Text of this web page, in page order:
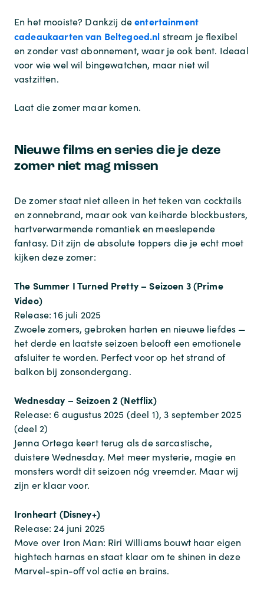
En het mooiste? Dankzij deentertainment
cadeaukaarten van Beltegoed.nl stream je flexibel
en zonder vast abonnement, waar je ook bent. Ideaal
voor wie wel wil bingewatchen, maar niet wil
vastzitten.
Laat die zomer maar komen.
Nieuwe films en series die je deze
zomer niet mag missen
De zomer staat niet alleen in het teken van cocktails
en zonnebrand, maar ook van keiharde blockbusters,
hartverwarmende romantiek en meeslepende
fantasy. Dit zijn de absolute toppers die je echt moet
kijken deze zomer:
The Summer I Turned Pretty – Seizoen 3 (Prime
Video)
Release: 16 juli 2025
Zwoele zomers, gebroken harten en nieuwe liefdes —
het derde en laatste seizoen belooft een emotionele
afsluiter te worden. Perfect voor op het strand of
balkon bij zonsondergang.
Wednesday – Seizoen 2 (Netflix)
Release: 6 augustus 2025 (deel 1), 3 september 2025
(deel 2)
Jenna Ortega keert terug als de sarcastische,
duistere Wednesday. Met meer mysterie, magie en
monsters wordt dit seizoen nóg vreemder. Maar wij
zijn er klaar voor.
Ironheart (Disney+)
Release: 24 juni 2025
Move over Iron Man: Riri Williams bouwt haar eigen
hightech harnas en staat klaar om te shinen in deze
Marvel-spin-off vol actie en brains.